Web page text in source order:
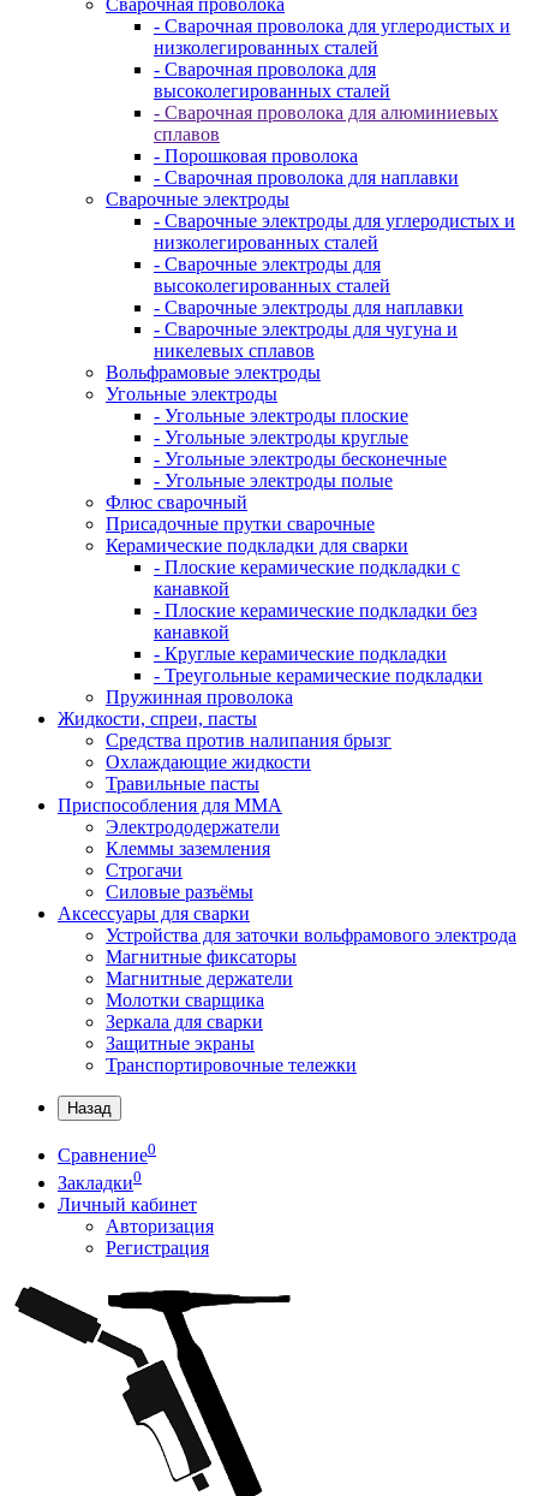
Сварочная проволока
- Сварочная проволока для углеродистых и
низколегированных сталей
- Сварочная проволока для
высоколегированных сталей
- Сварочная проволока для алюминиевых
сплавов
- Порошковая проволока
- Сварочная проволока для наплавки
Сварочные электроды
- Сварочные электроды для углеродистых и
низколегированных сталей
- Сварочные электроды для
высоколегированных сталей
- Сварочные электроды для наплавки
- Сварочные электроды для чугуна и
никелевых сплавов
Вольфрамовые электроды
Угольные электроды
- Угольные электроды плоские
- Угольные электроды круглые
- Угольные электроды бесконечные
- Угольные электроды полые
Флюс сварочный
Присадочные прутки сварочные
Керамические подкладки для сварки
- Плоские керамические подкладки с
канавкой
- Плоские керамические подкладки без
канавкой
- Круглые керамические подкладки
- Треугольные керамические подкладки
Пружинная проволока
Жидкости, спреи, пасты
Средства против налипания брызг
Охлаждающие жидкости
Травильные пасты
Приспособления для ММА
Электрододержатели
Клеммы заземления
Строгачи
Силовые разъёмы
Аксессуары для сварки
Устройства для заточки вольфрамового электрода
Магнитные фиксаторы
Магнитные держатели
Молотки сварщика
Зеркала для сварки
Защитные экраны
Транспортировочные тележки
Назад
Сравнение0
Закладки0
Личный кабинет
Авторизация
Регистрация